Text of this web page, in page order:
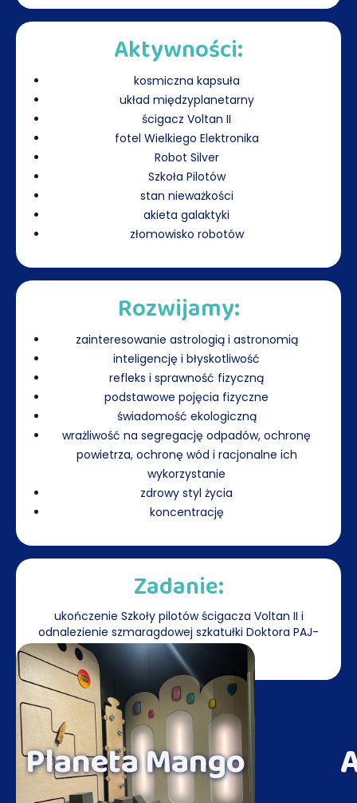
Aktywności:
kosmiczna kapsuła
układ międzyplanetarny
ścigacz Voltan II
fotel Wielkiego Elektronika
Robot Silver
Szkoła Pilotów
stan nieważkości
akieta galaktyki
złomowisko robotów
Rozwijamy:
zainteresowanie astrologią i astronomią
inteligencję i błyskotliwość
refleks i sprawność fizyczną
podstawowe pojęcia fizyczne
świadomość ekologiczną
wrażliwość na segregację odpadów, ochronę
powietrza, ochronę wód i racjonalne ich
wykorzystanie
zdrowy styl życia
koncentrację
Zadanie:
ukończenie Szkoły pilotów ścigacza Voltan II i
odnalezienie szmaragdowej szkatułki Doktora PAJ-
CHI-WO
Planeta Mango